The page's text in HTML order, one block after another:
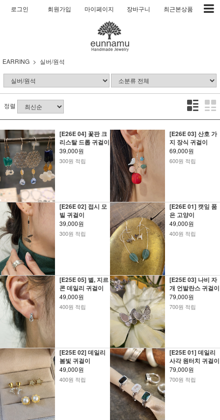
로그인 회원가입 마이페이지 장바구니 최근본상품
EARRING 실버/원석
정렬
[E26E 04] 꽃판 크
리스탈 드롭 귀걸이
39,000원
300원 적립
[E26E 03] 산호 가
지 장식 귀걸이
69,000원
600원 적립
[E26E 02] 접시 모
빌 귀걸이
39,000원
300원 적립
[E26E 01] 캣잎 품
은 고양이
49,000원
400원 적립
[E25E 05] 별, 지르
콘 데일리 귀걸이
49,000원
400원 적립
[E25E 03] 나비 자
개 언발란스 귀걸이
79,000원
700원 적립
[E25E 02] 데일리
봄빛 귀걸이
49,000원
400원 적립
[E25E 01] 데일리
사각 원터치 귀걸이
79,000원
700원 적립